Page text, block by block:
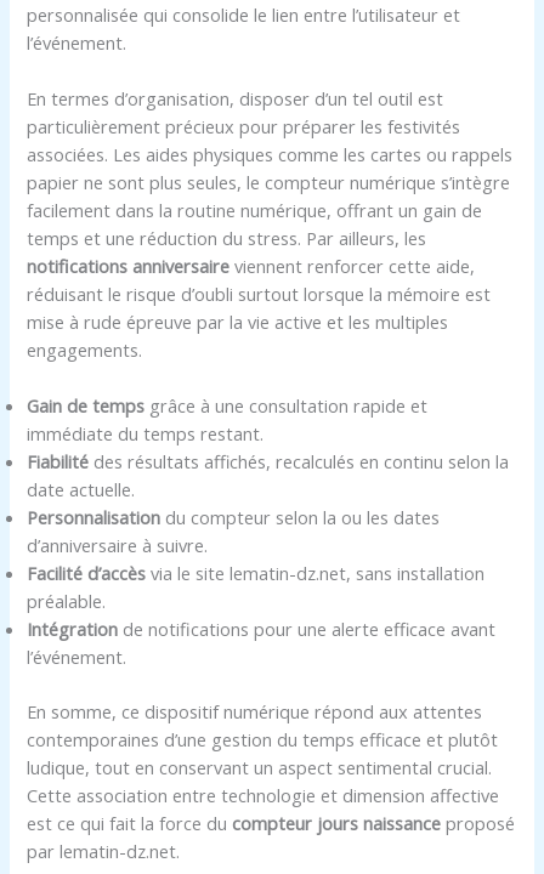
personnalisée qui consolide le lien entre l’utilisateur et
l’événement.
En termes d’organisation, disposer d’un tel outil est
particulièrement précieux pour préparer les festivités
associées. Les aides physiques comme les cartes ou rappels
papier ne sont plus seules, le compteur numérique s’intègre
facilement dans la routine numérique, offrant un gain de
temps et une réduction du stress. Par ailleurs, les
notifications anniversaire viennent renforcer cette aide,
réduisant le risque d’oubli surtout lorsque la mémoire est
mise à rude épreuve par la vie active et les multiples
engagements.
Gain de temps grâce à une consultation rapide et
immédiate du temps restant.
Fiabilité des résultats affichés, recalculés en continu selon la
date actuelle.
Personnalisation du compteur selon la ou les dates
d’anniversaire à suivre.
Facilité d’accès via le site lematin-dz.net, sans installation
préalable.
Intégration de notifications pour une alerte efficace avant
l’événement.
En somme, ce dispositif numérique répond aux attentes
contemporaines d’une gestion du temps efficace et plutôt
ludique, tout en conservant un aspect sentimental crucial.
Cette association entre technologie et dimension affective
est ce qui fait la force du compteur jours naissance proposé
par lematin-dz.net.